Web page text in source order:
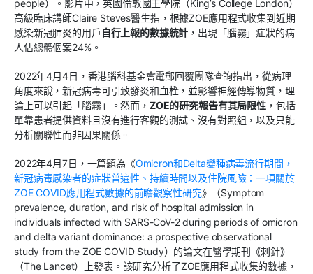
people）。影片中，英國倫敦國王學院（King’s College London）
高級臨床講師Claire Steves醫生指，根據ZOE應用程式收集到近期
感染新冠肺炎的用戶 自行上報的數據統計 ，出現「腦霧」症狀的病
人佔總體個案24%。
2022年4月4日，香港腦科基金會電郵回覆團隊查詢指出，從病理
角度來說，新冠病毒可引致發炎和血栓，並影響神經傳導物質，理
論上可以引起「腦霧」。然而， ZOE的研究報告有其局限性，包括
單靠患者提供資料且沒有進行客觀的測試、沒有對照組，以及只能
分析關聯性而非因果關係。
2022年4月7日，一篇題為《Omicron和Delta變種病毒流行期間，
新冠病毒感染者的症狀普遍性、持續時間以及住院風險：一項關於
ZOE COVID應用程式數據的前瞻觀察性研究》（Symptom
prevalence, duration, and risk of hospital admission in
individuals infected with SARS-CoV-2 during periods of omicron
and delta variant dominance: a prospective observational
study from the ZOE COVID Study）的論文在醫學期刊《刺針》
（The Lancet）上發表。該研究分析了ZOE應用程式收集的數據，